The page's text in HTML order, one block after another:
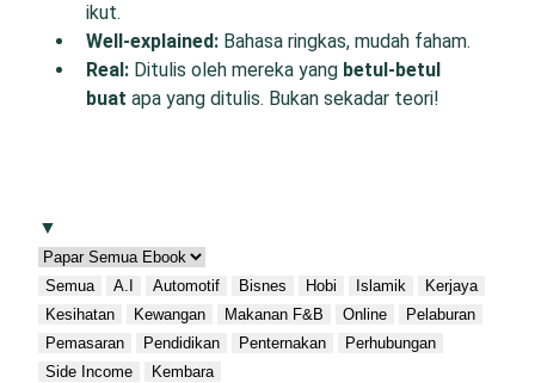
ikut.
Well-explained: Bahasa ringkas, mudah faham.
Real: Ditulis oleh mereka yang betul-betul
buat apa yang ditulis. Bukan sekadar teori!
▼
Semua A.I Automotif Bisnes Hobi Islamik
Kerjaya
Kesihatan
Kewangan Makanan F&B Online
Pelaburan
Pemasaran
Pendidikan Penternakan
Perhubungan
Side Income
Kembara